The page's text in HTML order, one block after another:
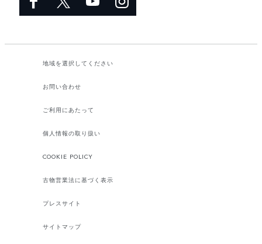
地域を選択してください​
お問い合わせ
ご利用にあたって
個人情報の取り扱い
COOKIE POLICY
古物営業法に基づく表示
プレスサイト
サイトマップ